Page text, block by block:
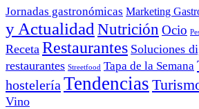
Jornadas gastronómicas Marketing
y Actualidad Nutrición Ocio
Receta Restaurantes Soluciones
restaurantes Streetfood Tapa de la Semana
hostelería Tendencias
Vino